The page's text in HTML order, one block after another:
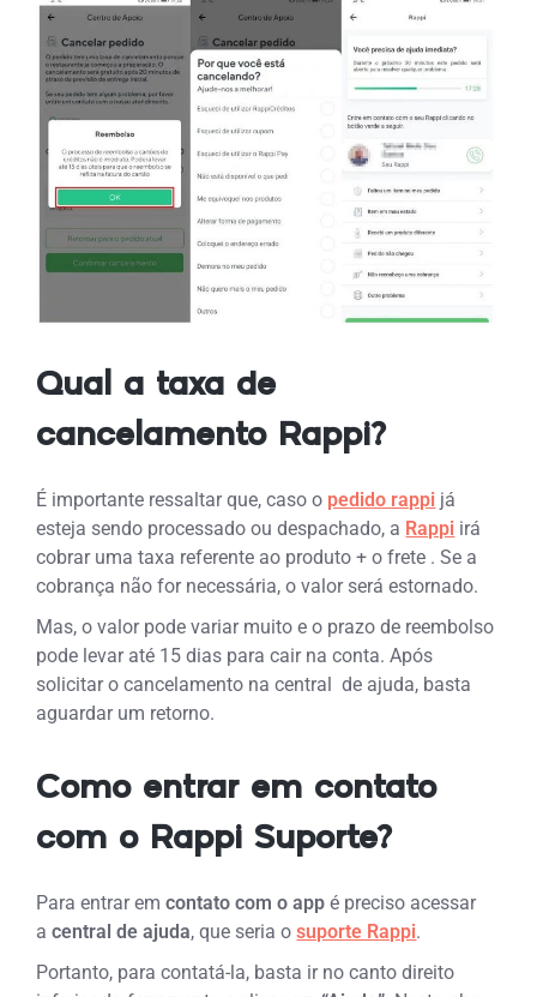
Qual a taxa de
cancelamento Rappi?
É importante ressaltar que, caso o pedido rappi já
esteja sendo processado ou despachado, a Rappi irá
cobrar uma taxa referente ao produto + o frete . Se a
cobrança não for necessária, o valor será estornado.
Mas, o valor pode variar muito e o prazo de reembolso
pode levar até 15 dias para cair na conta.Após
solicitar o cancelamento na central de ajuda, basta
aguardar um retorno.
Como entrar em contato
com o Rappi Suporte?
Para entrar emcontato com o appé preciso acessar
acentral de ajuda, que seria osuporte Rappi.
Portanto, para contatá-la, basta ir no canto direito